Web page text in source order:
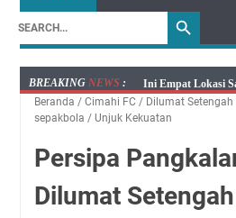
BREAKING NEWS :
Ini Empat Lokasi
Jumat 7 Agustus
Tetap Berjalan
Salat Lima Waktu
Menenangkan, Ini
Beranda / Cimahi FC / Dilumat Setengah
sepakbola / Unjuk Kekuatan
Persipa
Dilumat